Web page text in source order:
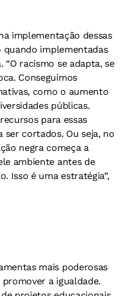
implementação dessas
quando implementadas
racismo se adapta, se
Conseguimos
como o aumento
públicas.
para essas
ser cortados. Ou seja, no
negra começa a
ambiente antes de
Isso é uma estratégia”,
mais poderosas
a igualdade.